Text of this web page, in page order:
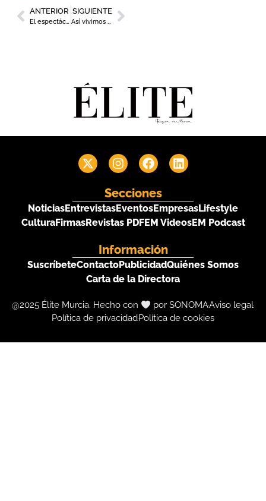
ANTERIOR
El espectáculo ‘The Hole’ llega a Murcia el 26 de mayo
SIGUIENTE
Así vivimos el Foro de Transporte y Logística 2022
Secciones
NoticiasEntrevistasEventosEmpresasLifestyle
CulturaFirmasRevistas PDFEM VideosEM Podcast
Información
SuscríbeteContactoPublicidadQuiénes Somos
Carta de la Directora
@2025 Élite Murcia. Hecho con por SONOMAAviso legal
Política de privacidadPolítica de cookies